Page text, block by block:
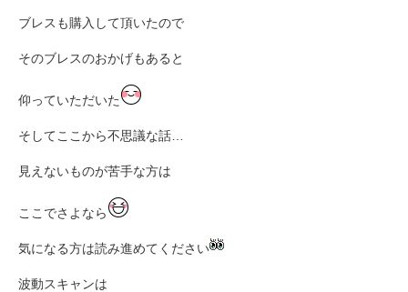
ブレスも購入して頂いたので
そのブレスのおかげもあると
仰っていただいた
そしてここから不思議な話…
見えないものが苦手な方は
ここでさよなら
気になる方は読み進めてください
波動スキャンは